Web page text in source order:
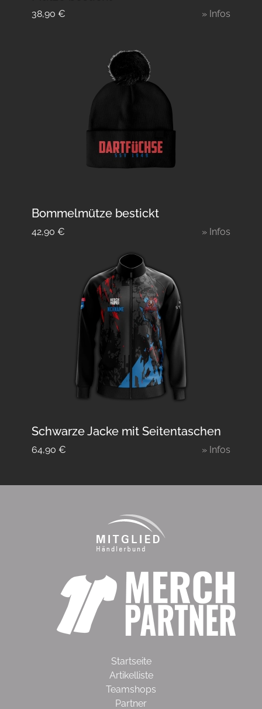
38,90 € » Infos
Bommelmütze bestickt
42,90 € » Infos
Schwarze Jacke mit Seitentaschen
64,90 € » Infos
Startseite
Artikelliste
Teamshops
Partner